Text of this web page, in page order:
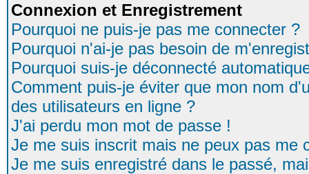
Connexion et Enregistrement
Pourquoi ne puis-je pas me connecter ?
Pourquoi n'ai-je pas besoin de
Pourquoi suis-je déconnecté
Comment puis-je éviter que mon nom
des utilisateurs en ligne ?
J'ai perdu mon mot de passe !
Je me suis inscrit mais ne peux pas me
Je me suis enregistré dans le passé,